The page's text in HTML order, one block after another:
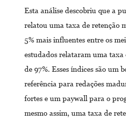
Esta análise descobriu que a
relatou uma taxa de retenção
5% mais influentes entre os
estudados relataram uma taxa
de 97%. Esses índices são um
referência para redações
fortes e um paywall para o
mesmo assim, uma taxa de